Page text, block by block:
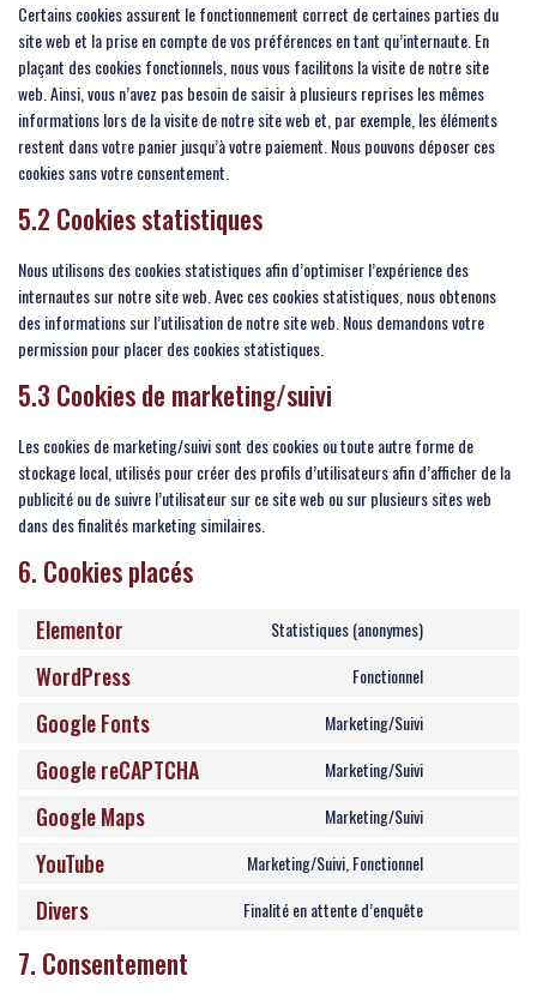
Certains cookies assurent le fonctionnement correct de certaines parties du
site web et la prise en compte de vos préférences en tant qu’internaute. En
plaçant des cookies fonctionnels, nous vous facilitons la visite de notre site
web. Ainsi, vous n’avez pas besoin de saisir à plusieurs reprises les mêmes
informations lors de la visite de notre site web et, par exemple, les éléments
restent dans votre panier jusqu’à votre paiement. Nous pouvons déposer ces
cookies sans votre consentement.
5.2 Cookies statistiques
Nous utilisons des cookies statistiques afin d’optimiser l’expérience des
internautes sur notre site web. Avec ces cookies statistiques, nous obtenons
des informations sur l’utilisation de notre site web. Nous demandons votre
permission pour placer des cookies statistiques.
5.3 Cookies de marketing/suivi
Les cookies de marketing/suivi sont des cookies ou toute autre forme de
stockage local, utilisés pour créer des profils d’utilisateurs afin d’afficher de la
publicité ou de suivre l’utilisateur sur ce site web ou sur plusieurs sites web
dans des finalités marketing similaires.
6. Cookies placés
Elementor Statistiques (anonymes)
WordPress Fonctionnel
Google Fonts Marketing/Suivi
Google reCAPTCHA Marketing/Suivi
Google Maps Marketing/Suivi
YouTube Marketing/Suivi, Fonctionnel
Divers Finalité en attente d’enquête
7. Consentement